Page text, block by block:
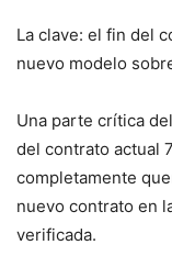
La clave: el fin del
nuevo modelo
Una parte crítica
del contrato actual
completamente
nuevo contrato en
verificada.